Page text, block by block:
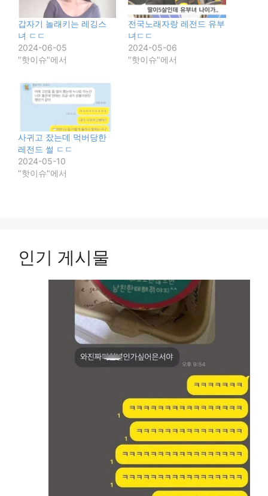
갑자기 놀래키는 레깅스
녀 ㄷㄷ
2024-06-05
"핫이슈"에서
전국노래자랑 레전드 유부
녀ㄷㄷ
2024-05-06
"핫이슈"에서
사귀고 잤는데 먹버당한
레전드 썰 ㄷㄷ
2024-05-10
"핫이슈"에서
인기 게시물